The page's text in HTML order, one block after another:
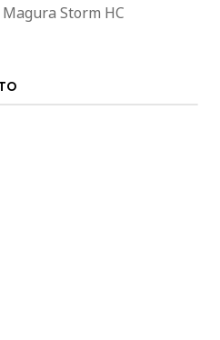
Storm HC